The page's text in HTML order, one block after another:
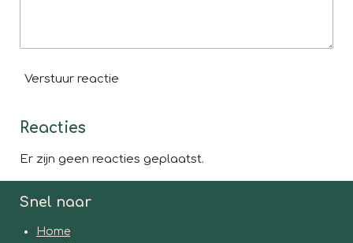
Verstuur reactie
Reacties
Er zijn geen reacties geplaatst.
Snel naar
Home